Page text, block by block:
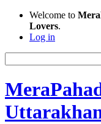
Welcome to
Lovers.
Log in